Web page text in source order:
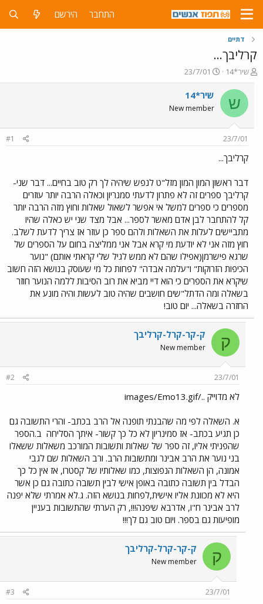
התחבר הירשם
דתיים
קרליבך...
פ
ו
ת
ח
ה
ש
א
שיר*14
פ
ו
ר
ם
23/7/01
ש שיר*14
New member
23/7/01
#1
קרליבך...
דבר ראשון המון המון מזל"ט לנפש שיהיה לך רק טוב בחיים... דבר שני-
קרליבך ספרים זה לא פתרון לדעתי סמנריון וכאלה הרבה יותר עוזרים
מספרים כי ספרים למשל אי אפשר לשאול שאלות וחוץ מזה הרבה יותר
קל להתחבר לבן אדם מאשר לספר... אבל מצד שני יש כאלה שהיו
מתביישים לעלות את השאלות ולהם ספר כן עוזר אז צריך לדעת לשלב.
חוץ מזה אני לא יודעת מי קרא אבל אני ממליצה בחום על הספרים של
שרגא פישרמן(אפילו שהם לא ממש לגיל שלי קראתי אותם) "נוער
הכיפות הזרוקות" ו"עלמה אבדה" לפחות כל מי שעוסק בנושא הזה חשוב
שיקרא את הספרים כי הוא דיי מביא את רוב הסיבות ללמה הנוער חוזר
בשאלה ומה הדתל"שים חושבים שהיה טוב לעשות והיה מונע את
החזרה בשאלה... יום טוב!
ק ק-קר-קרל-קרליבך
New member
23/7/01
#2
לא מדוייק ../images/Emo13.gif
א. השאלה לפי מה שהבנתי תופנה אל הרב בכתב- והרי התשובה גם
כן תגיע בכתב- אז סמינריון לא כל כך קשור- איתך הסליחה ב.הספר
שהפניתי אליו, זה ספר של שאלות ותשובות המורכב משאלות ששאלו
בני נוער את הרב אבינר ומתשובות הרב. ורב השאלות שם לגבי
אמונה, הן השאלות הנפוצות, כמו שאלותיו של קסטרו, אז אין כל כך
הבדל בין תשובה כתובה באופן אישי לבין תשובה כתובה גם כן אשר
היא לא מכוונת אליו אישית,לפחות בנושא הזה. ג.לא אמרתי שלא יפנה
לרב אבינר ח"ו, אדרבא שיפנה!!!, רק הערתי שהתשובות בעניין
מופיעות גם בספר. ויום טוב גם לך!!!
ק ק-קר-קרל-קרליבך
New member
23/7/01
#3